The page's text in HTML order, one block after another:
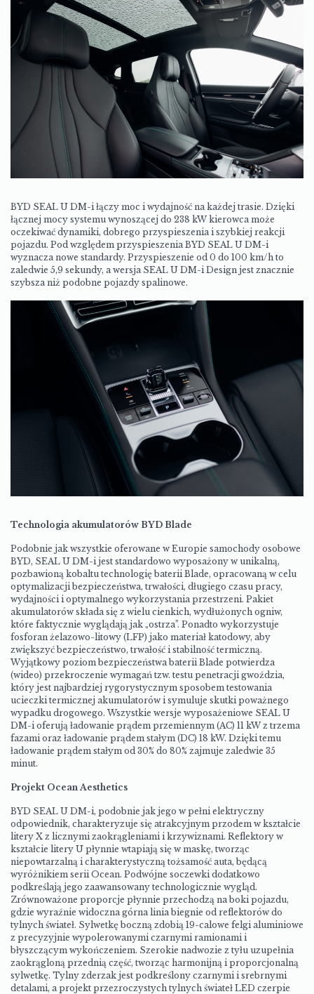
BYD SEAL U DM-i łączy moc i wydajność na każdej trasie. Dzięki
łącznej mocy systemu wynoszącej do 238 kW kierowca może
oczekiwać dynamiki, dobrego przyspieszenia i szybkiej reakcji
pojazdu. Pod względem przyspieszenia BYD SEAL U DM-i
wyznacza nowe standardy. Przyspieszenie od 0 do 100 km/h to
zaledwie 5,9 sekundy, a wersja SEAL U DM-i Design jest znacznie
szybsza niż podobne pojazdy spalinowe.
Technologia akumulatorów BYD Blade
Podobnie jak wszystkie oferowane w Europie samochody osobowe
BYD, SEAL U DM-i jest standardowo wyposażony w unikalną,
pozbawioną kobaltu technologię baterii Blade, opracowaną w celu
optymalizacji bezpieczeństwa, trwałości, długiego czasu pracy,
wydajności i optymalnego wykorzystania przestrzeni. Pakiet
akumulatorów składa się z wielu cienkich, wydłużonych ogniw,
które faktycznie wyglądają jak „ostrza”. Ponadto wykorzystuje
fosforan żelazowo-litowy (LFP) jako materiał katodowy, aby
zwiększyć bezpieczeństwo, trwałość i stabilność termiczną.
Wyjątkowy poziom bezpieczeństwa baterii Blade potwierdza
(wideo) przekroczenie wymagań tzw. testu penetracji gwoździa,
który jest najbardziej rygorystycznym sposobem testowania
ucieczki termicznej akumulatorów i symuluje skutki poważnego
wypadku drogowego. Wszystkie wersje wyposażeniowe SEAL U
DM-i oferują ładowanie prądem przemiennym (AC) 11 kW z trzema
fazami oraz ładowanie prądem stałym (DC) 18 kW. Dzięki temu
ładowanie prądem stałym od 30% do 80% zajmuje zaledwie 35
minut.
Projekt Ocean Aesthetics
BYD SEAL U DM-i, podobnie jak jego w pełni elektryczny
odpowiednik, charakteryzuje się atrakcyjnym przodem w kształcie
litery X z licznymi zaokrągleniami i krzywiznami. Reflektory w
kształcie litery U płynnie wtapiają się w maskę, tworząc
niepowtarzalną i charakterystyczną tożsamość auta, będącą
wyróżnikiem serii Ocean. Podwójne soczewki dodatkowo
podkreślają jego zaawansowany technologicznie wygląd.
Zrównoważone proporcje płynnie przechodzą na boki pojazdu,
gdzie wyraźnie widoczna górna linia biegnie od reflektorów do
tylnych świateł. Sylwetkę boczną zdobią 19-calowe felgi aluminiowe
z precyzyjnie wypolerowanymi czarnymi ramionami i
błyszczącym wykończeniem. Szerokie nadwozie z tyłu uzupełnia
zaokrągloną przednią część, tworząc harmonijną i proporcjonalną
sylwetkę. Tylny zderzak jest podkreślony czarnymi i srebrnymi
detalami, a projekt przezroczystych tylnych świateł LED czerpie